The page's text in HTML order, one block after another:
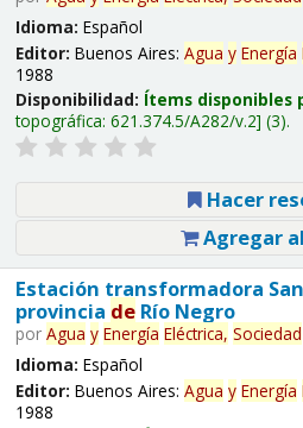
Idioma: Español
Editor: Buenos Aires: Agua y Energía
1988
Disponibilidad: Ítems disponibles
topográfica: 621.374.5/A282/v.2 (3).
Hacer
Agregar
Estación transformadora
provincia deRío Negro
por Agua y Energía Eléctrica, Sociedad
Idioma: Español
Editor: Buenos Aires: Agua y Energía
1988